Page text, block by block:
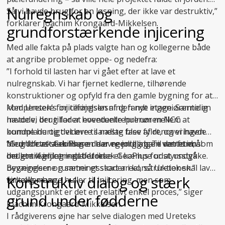
Så vi havde brug for en løsning, der ikke var destruktiv,”
forklarer Joachim Krongaard-Mikkelsen.
Nulregnskab og
grundforstærkende injicering
Med alle fakta på plads valgte han og kollegerne både
at angribe problemet oppe- og nedefra:
”I forhold til lasten har vi gået efter at lave et
nulregnskab. Vi har fjernet kedlerne, tilhørende
konstruktioner og opfyld fra den gamle bygning for at
kompensere for tilføjelsen af den nye etage. Samtidig
havde vi brug for at eventuelle hulrum mellem
bundplade og det øvre sandlag blev fyldt, og vi havde
brug for at stabilisere de øvre jordlag. Til det formål
brugte vi injicering af Uretek GeoPlus for at undgå
bevægelser og sætningsskader i konstruktionen.”
fortæller han.
Med Uretek’s injiceringsløsning fandt ingeniørerne en
metode, der tillader hovedentreprenøren NCC at
komme hurtigt videre til næste fase af renoveringen.
MedUretek GeoPluser der nemlig ingen ventetid, som
det er tilfældet med beton.
”Grundforstærkningen har egentlig bare været en
mellemregning – det er ikke et kæmpe udstyrsstykke.
Bygningerne rummer et stort areal, så Uretek skal lave
virkelig mange huller til injicering, men som
udgangspunkt er det en relativt enkel proces,” siger
Joachim Krongaard-Mikkelsen.
Konstruktiv dialog og stærk
grund under fødderne
I rådgiverens øjne har selve dialogen med Ureteks